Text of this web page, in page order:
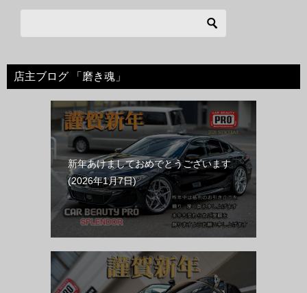
店主ブログ 「磨き魂」
新年あけましておめでとうございます
2026年1月7日